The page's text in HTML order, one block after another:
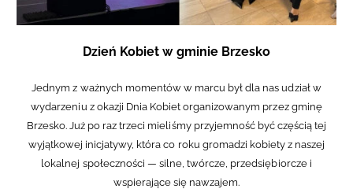
Dzień Kobiet w gminie Brzesko
Jednym z ważnych momentów w marcu był dla nas udział w
wydarzeniu z okazji Dnia Kobiet organizowanym przez gminę
Brzesko. Już po raz trzeci mieliśmy przyjemność być częścią tej
wyjątkowej inicjatywy, która co roku gromadzi kobiety z naszej
lokalnej społeczności — silne, twórcze, przedsiębiorcze i
wspierające się nawzajem.